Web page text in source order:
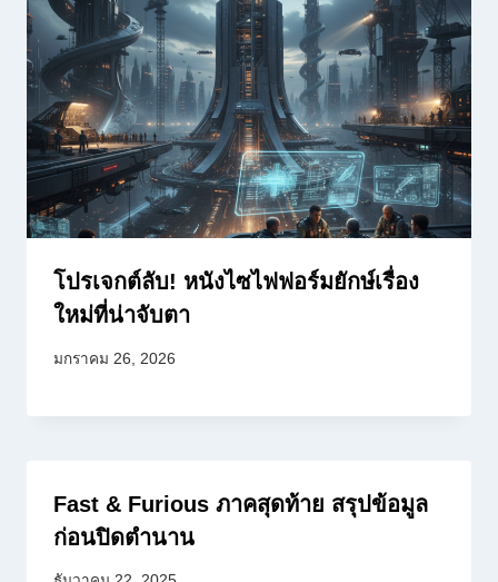
โปรเจกต์ลับ! หนังไซไฟฟอร์มยักษ์เรื่อง
ใหม่ที่น่าจับตา
มกราคม 26, 2026
Fast & Furious ภาคสุดท้าย สรุปข้อมูล
ก่อนปิดตำนาน